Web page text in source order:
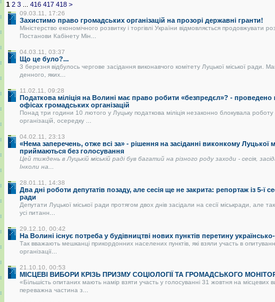
1 2 3 416 417 418 >
09.03.11, 17:26
Захистимо право громадських організацій на прозорі державні гранти!
Міністерство економічного розвитку і торгівлі України відмовляється продовжувати
Постанови Кабінету Мін...
04.03.11, 03:37
Що це було?...
3 березня відбулось чергове засідання виконавчого комітету Луцької міської ради.
денного, яких...
11.02.11, 09:28
Податкова міліція на Волині має право робити «безпредєл»? -
офісах громадських організацій
Понад три години 10 лютого у Луцьку податкова міліція незаконно блокувала
організацій, осередку ...
04.02.11, 23:13
«Нема заперечень, отже всі за» - рішення на засіданні виконкому Луцької
приймаються без голосування
Цей тиждень в Луцькій міській раді був багатий на різного роду заходи - сесія,
Інколи на...
28.01.11, 14:38
Два дні роботи депутатів позаду, але сесія ще не закрита: репортаж із 5-ї
ради
Депутати Луцької міської ради протягом двох днів засідали на сесії міськради, але
усі питанн...
29.12.10, 00:42
На Волині існує потреба у будівництві нових пунктів перетину
Так вважають мешканці прикордонних населених пунктів, які взяли участь в
організації...
21.10.10, 00:53
МІСЦЕВІ ВИБОРИ КРІЗЬ ПРИЗМУ СОЦІОЛОГІЇ ТА ГРОМАДСЬКОГО
«Більшість опитаних мають намір взяти участь у голосуванні 31 жовтня на місцевих
переважна частина з...